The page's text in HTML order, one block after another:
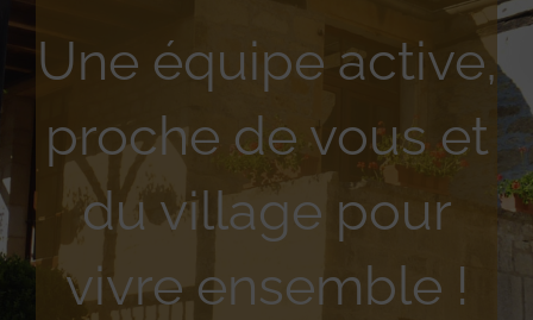
Une équipe active,
proche de vous et
du village pour
vivre ensemble !